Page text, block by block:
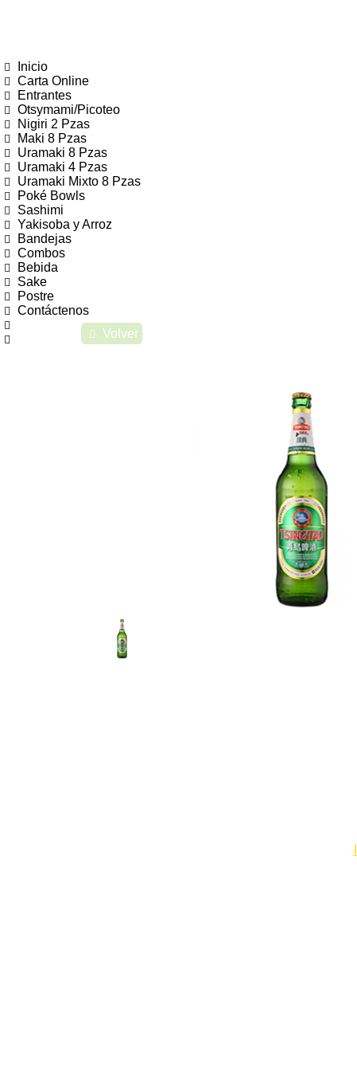
Inicio
Carta Online
Entrantes
Otsymami/Picoteo
Nigiri 2 Pzas
Maki 8 Pzas
Uramaki 8 Pzas
Uramaki 4 Pzas
Uramaki Mixto 8 Pzas
Poké Bowls
Sashimi
Yakisoba y Arroz
Bandejas
Combos
Bebida
Sake
Postre
Contáctenos
Volver